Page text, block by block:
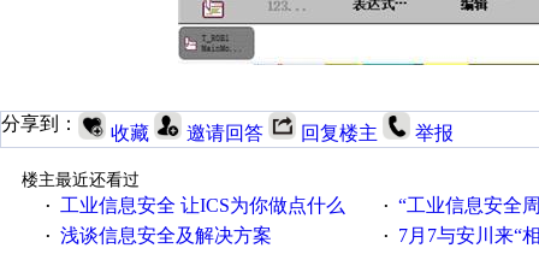
分享到： 收藏 邀请回答 回复楼主 举报
楼主最近还看过
·
工业信息安全 让ICS为你做点什么 · “工业信息安全周之我见”
· 浅谈信息安全及解决方案 · 7月7与安川来“